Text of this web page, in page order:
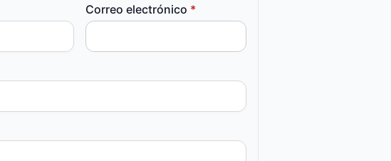
Correo electrónico *